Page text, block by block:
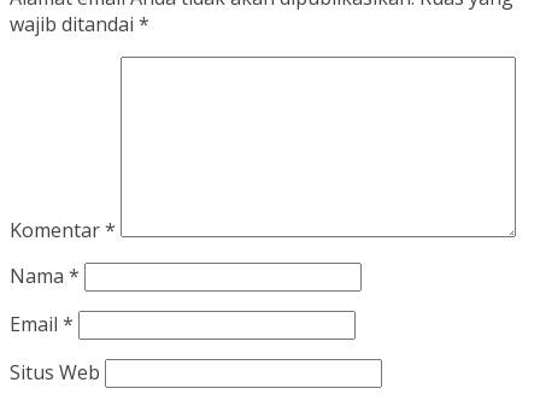
wajib ditandai *
Komentar*
Nama *
Email *
Situs Web